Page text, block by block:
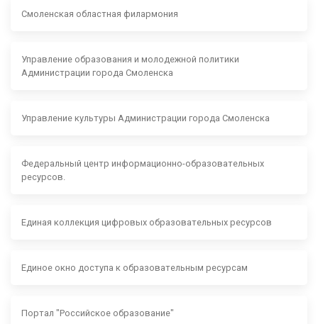
Смоленская областная филармония
Управление образования и молодежной политики
Администрации города Смоленска
Управление культуры Администрации города Смоленска
Федеральный центр информационно-образовательных
ресурсов.
Единая коллекция цифровых образовательных ресурсов
Единое окно доступа к образовательным ресурсам
Портал "Российское образование"